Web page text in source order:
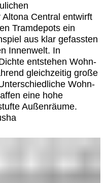
Central entwirft
Tramdepots ein
aus klar gefassten
Innenwelt. In
entstehen Wohn-
gleichzeitig große
Wohn-
eine hohe
Außenräume.